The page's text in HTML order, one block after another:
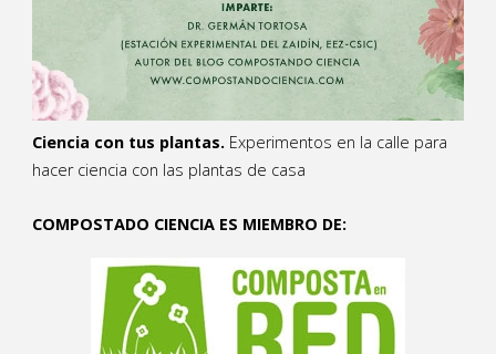
Ciencia con tus plantas. Experimentos en la calle para
hacer ciencia con las plantas de casa
COMPOSTADO CIENCIA ES MIEMBRO DE: